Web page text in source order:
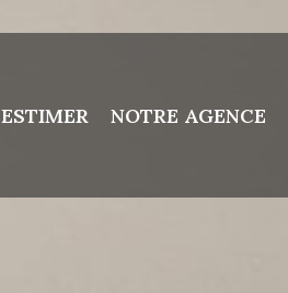
ESTIMER NOTRE AGENCE